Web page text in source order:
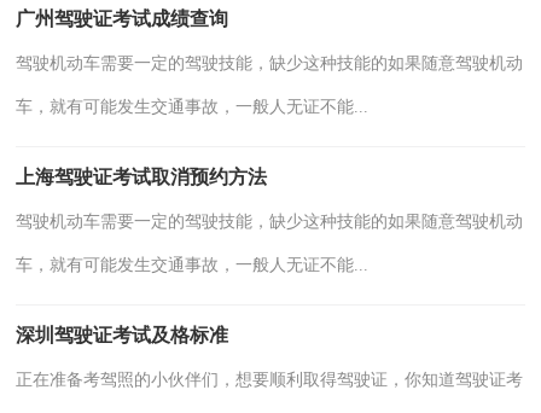
广州驾驶证考试成绩查询
驾驶机动车需要一定的驾驶技能，缺少这种技能的如果随意驾驶机动
车，就有可能发生交通事故，一般人无证不能...
上海驾驶证考试取消预约方法
驾驶机动车需要一定的驾驶技能，缺少这种技能的如果随意驾驶机动
车，就有可能发生交通事故，一般人无证不能...
深圳驾驶证考试及格标准
正在准备考驾照的小伙伴们，想要顺利取得驾驶证，你知道驾驶证考